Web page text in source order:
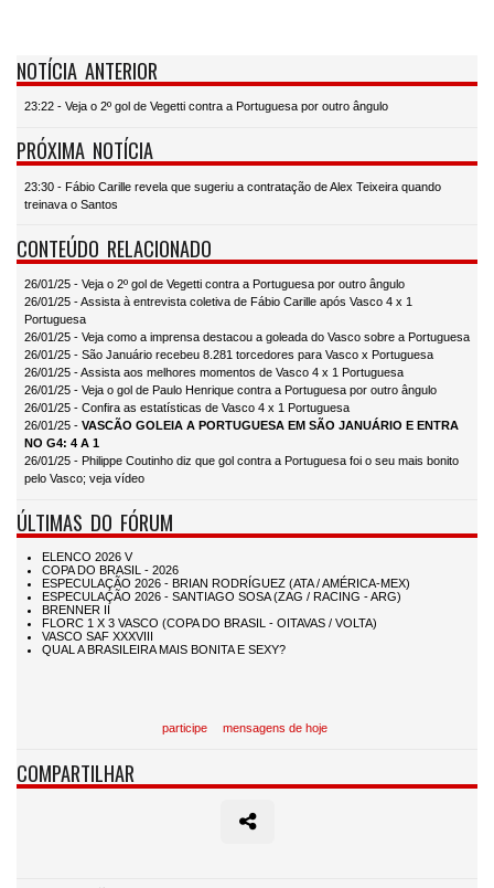
NOTÍCIA ANTERIOR
23:22 - Veja o 2º gol de Vegetti contra a Portuguesa por outro ângulo
PRÓXIMA NOTÍCIA
23:30 - Fábio Carille revela que sugeriu a contratação de Alex Teixeira quando
treinava o Santos
CONTEÚDO RELACIONADO
26/01/25 - Veja o 2º gol de Vegetti contra a Portuguesa por outro ângulo
26/01/25 - Assista à entrevista coletiva de Fábio Carille após Vasco 4 x 1
Portuguesa
26/01/25 - Veja como a imprensa destacou a goleada do Vasco sobre a Portuguesa
26/01/25 - São Januário recebeu 8.281 torcedores para Vasco x Portuguesa
26/01/25 - Assista aos melhores momentos de Vasco 4 x 1 Portuguesa
26/01/25 - Veja o gol de Paulo Henrique contra a Portuguesa por outro ângulo
26/01/25 - Confira as estatísticas de Vasco 4 x 1 Portuguesa
26/01/25 - VASCÃO GOLEIA A PORTUGUESA EM SÃO JANUÁRIO E ENTRA
NO G4: 4 A 1
26/01/25 - Philippe Coutinho diz que gol contra a Portuguesa foi o seu mais bonito
pelo Vasco; veja vídeo
ÚLTIMAS DO FÓRUM
participe mensagens de hoje
COMPARTILHAR